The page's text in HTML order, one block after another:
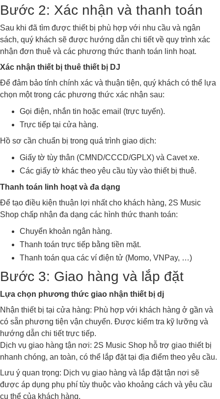
Bước 2: Xác nhận và thanh toán
Sau khi đã tìm được thiết bị phù hợp với nhu cầu và ngân
sách, quý khách sẽ được hướng dẫn chi tiết về quy trình xác
nhận đơn thuê và các phương thức thanh toán linh hoạt.
Xác nhận thiết bị thuê thiết bị DJ
Để đảm bảo tính chính xác và thuận tiện, quý khách có thể lựa
chọn một trong các phương thức xác nhận sau:
Gọi điện, nhắn tin hoặc email (trực tuyến).
Trực tiếp tại cửa hàng.
Hồ sơ cần chuẩn bị trong quá trình giao dịch:
Giấy tờ tùy thân (CMND/CCCD/GPLX) và Cavet xe.
Các giấy tờ khác theo yêu cầu tùy vào thiết bị thuê.
Thanh toán linh hoạt và đa dạng
Để tạo điều kiện thuận lợi nhất cho khách hàng, 2S Music
Shop chấp nhận đa dạng các hình thức thanh toán:
Chuyển khoản ngân hàng.
Thanh toán trực tiếp bằng tiền mặt.
Thanh toán qua các ví điện tử (Momo, VNPay, …)
Bước 3: Giao hàng và lắp đặt
Lựa chọn phương thức giao nhận thiết bị dj
Nhận thiết bị tại cửa hàng: Phù hợp với khách hàng ở gần và
có sẵn phương tiện vận chuyển. Được kiểm tra kỹ lưỡng và
hướng dẫn chi tiết trực tiếp.
Dịch vụ giao hàng tận nơi: 2S Music Shop hỗ trợ giao thiết bị
nhanh chóng, an toàn, có thể lắp đặt tại địa điểm theo yêu cầu.
Lưu ý quan trọng: Dịch vụ giao hàng và lắp đặt tận nơi sẽ
được áp dụng phụ phí tùy thuộc vào khoảng cách và yêu cầu
cụ thể của khách hàng.